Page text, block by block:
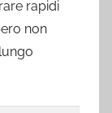
rapidi
non